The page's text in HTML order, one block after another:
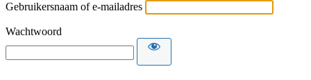
Gebruikersnaam of e-mailadres
Wachtwoord